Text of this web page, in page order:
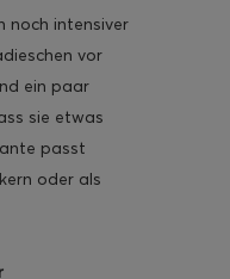
noch intensiver
vor
ein paar
sie etwas
passt
oder als